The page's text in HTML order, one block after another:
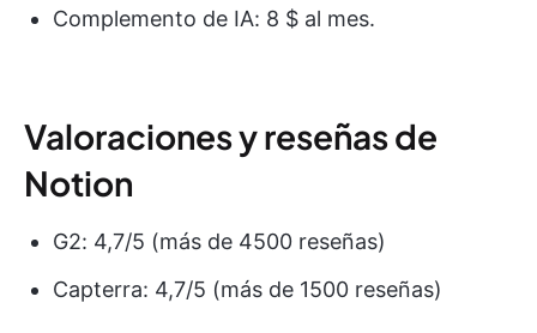
Complemento de IA: 8 $ al mes.
Valoraciones y reseñas de
Notion
G2: 4,7/5 (más de 4500 reseñas)
Capterra: 4,7/5 (más de 1500 reseñas)